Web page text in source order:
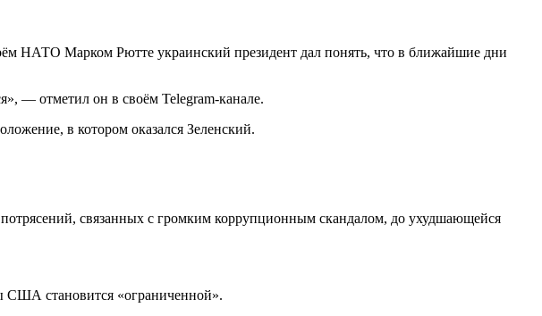
НАТО Марком Рютте украинский президент дал понять, что в ближайшие дни
— отметил он в своём Telegram-канале.
в котором оказался Зеленский.
связанных с громким коррупционным скандалом, до ухудшающейся
США становится «ограниченной».